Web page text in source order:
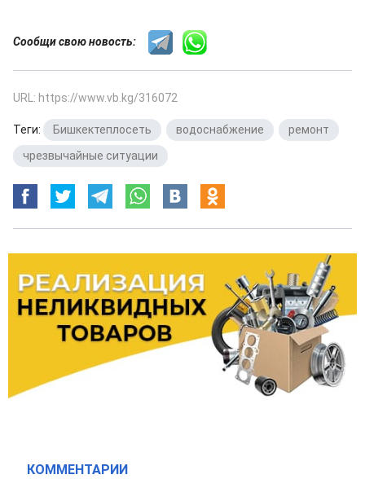
Сообщи свою новость:
URL: https://www.vb.kg/316072
Теги: Бишкектеплосеть водоснабжение ремонт
чрезвычайные ситуации
КОММЕНТАРИИ